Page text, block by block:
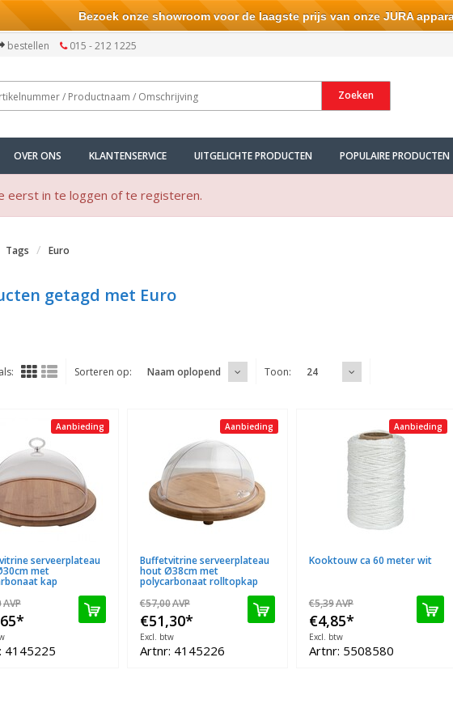
bestellen 015 - 212 1225
Zoeken
OVER ONS KLANTENSERVICE UITGELICHTE PRODUCTEN POPULAIRE PRODUCTEN
eerst in te loggen of te registeren.
Tags Euro
getagd met Euro
Sorteren op: Naam oplopend Toon: 24
Aanbieding
serveerplateau
met
kap
AVP
*
4145225
Aanbieding
Buffetvitrine serveerplateau
hout Ø38cm met
polycarbonaat rolltopkap
€57,00AVP
€51,30*
Excl. btw
Artnr: 4145226
Aanbieding
Kooktouw ca 60 meter wit
€5,39AVP
€4,85*
Excl. btw
Artnr: 5508580
Bezoek onze showroom voor de laagste prijs van onze JURA